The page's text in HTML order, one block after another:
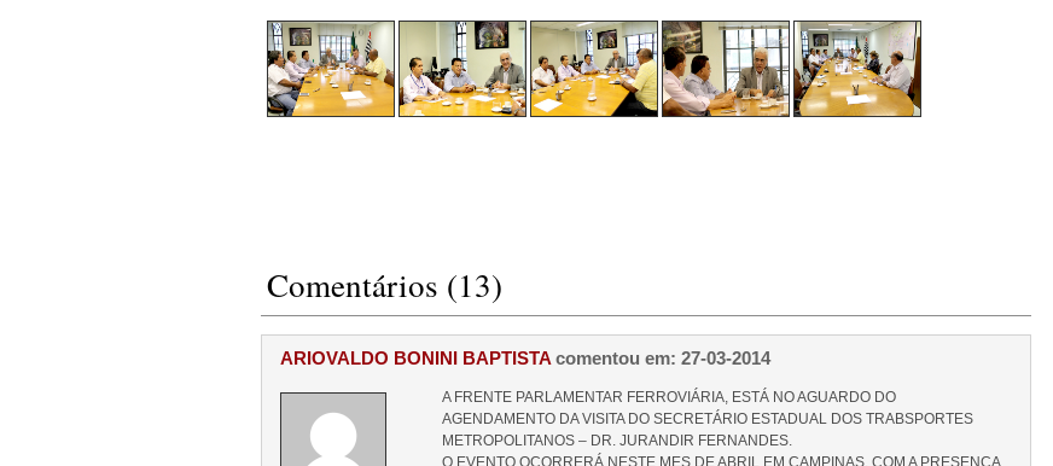
Comentários (13)
ARIOVALDO BONINI BAPTISTA comentou em: 27-03-2014
A FRENTE PARLAMENTAR FERROVIÁRIA, ESTÁ NO AGUARDO DO
AGENDAMENTO DA VISITA DO SECRETÁRIO ESTADUAL DOS TRABSPORTES
METROPOLITANOS – DR. JURANDIR FERNANDES.
O EVENTO OCORRERÁ NESTE MES DE ABRIL EM CAMPINAS, COM A PRESENÇA